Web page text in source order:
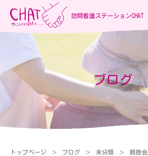
訪問看護ステーションCHAT
ブログ
トップページ ブログ 未分類 親睦会